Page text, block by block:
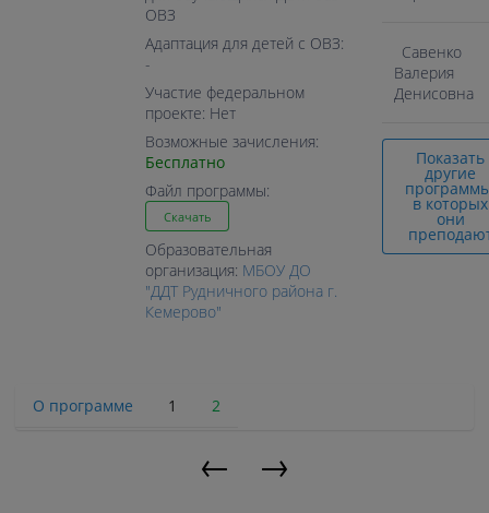
ОВЗ
Адаптация для детей с ОВЗ:
-
Участие федеральном
проекте: Нет
Возможные зачисления:
Бесплатно
Файл программы:
Скачать
Образовательная
организация: МБОУ ДО
"ДДТ Рудничного района г.
Кемерово"
Савенко
Валерия
Денисовна
Показать
другие
в которых
они
О программе 1 2
← →